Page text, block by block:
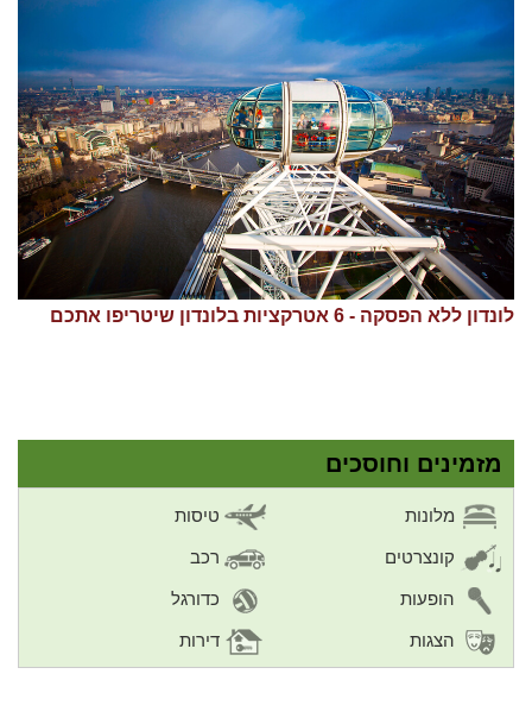
לונדון ללא הפסקה - 6 אטרקציות בלונדון שיטריפו אתכם
מזמינים וחוסכים
מלונות טיסות
קונצרטים רכב
הופעות כדורגל
הצגות דירות